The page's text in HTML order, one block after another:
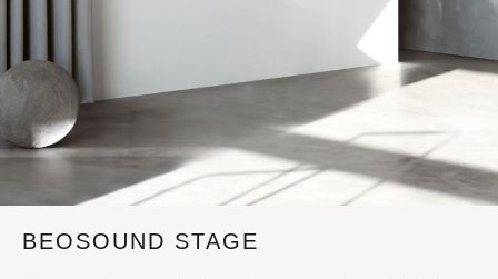
BEOSOUND STAGE